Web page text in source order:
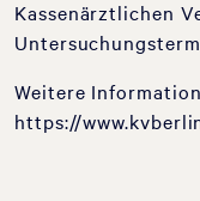
Kassenärztlichen
Weitere
https://